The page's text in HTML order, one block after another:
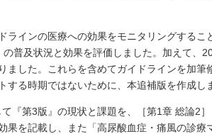
ラインの医療への効果をモニタリングする
普及状況と効果を評価しました。加えて、
ました。これらを含めてガイドラインを加
する時期ではないために、本追補版を作成し
て『第3版』の現状と課題を、［第1章 総論2
果を記載し、また「高尿酸血症・痛風の診